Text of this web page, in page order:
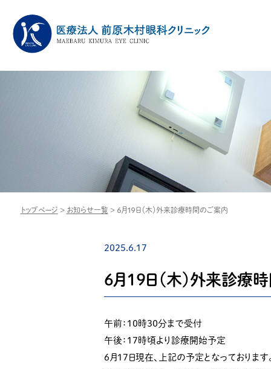
トップページ > お知らせ一覧 > ６月１９日（木）外来診療時間のご案内
2025.6.17
６月１９日（木）外来診療
午前：１０時３０分まで受付
午後：１７時頃より診療開始予定
６月１７日現在、上記の予定となっております